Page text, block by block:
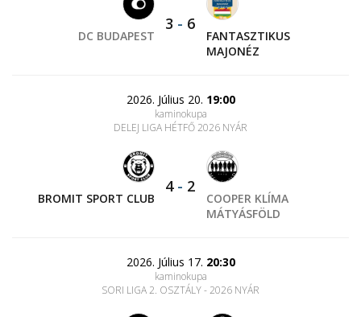
DC BUDAPEST
3 - 6
FANTASZTIKUS
MAJONÉZ
2026. Július 20. 19:00
kaminokupa
DELEJ LIGA HÉTFŐ 2026 NYÁR
BROMIT SPORT CLUB
4- 2
COOPER KLÍMA
MÁTYÁSFÖLD
2026. Július 17. 20:30
kaminokupa
SORI LIGA 2. OSZTÁLY - 2026 NYÁR